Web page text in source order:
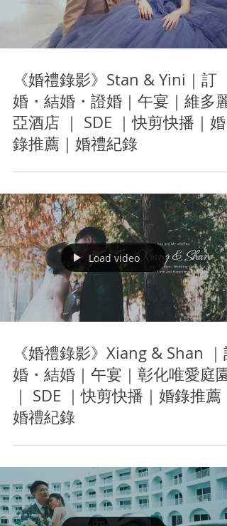
《婚禮錄影》Stan & Yini｜訂
婚・結婚・證婚｜午宴｜維多麗
亞酒店 ｜ SDE ｜快剪快播｜婚
錄推薦｜婚禮紀錄
Load video
《婚禮錄影》Xiang & Shan ｜
婚・結婚｜午宴｜彰化唯愛庭園
｜ SDE ｜快剪快播｜婚錄推薦｜
婚禮紀錄